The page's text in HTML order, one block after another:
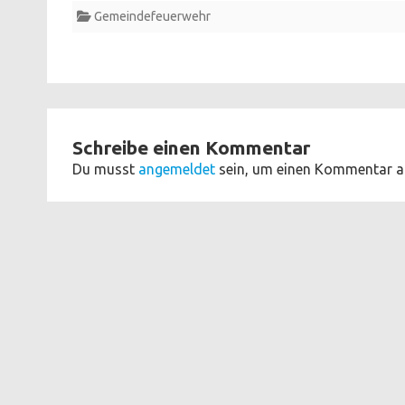
Gemeindefeuerwehr
Schreibe einen Kommentar
Du musst angemeldet sein, um einen Kommentar